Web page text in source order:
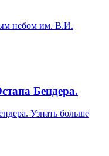
небом им. В.И.
Бендера.
Узнать больше